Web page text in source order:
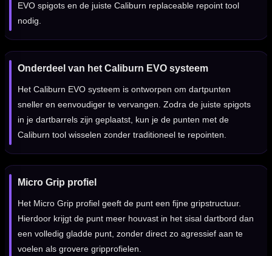
EVO spigots en de juiste Caliburn replaceable repoint tool
nodig.
Onderdeel van het Caliburn EVO systeem
Het Caliburn EVO systeem is ontworpen om dartpunten
sneller en eenvoudiger te vervangen. Zodra de juiste spigots
in je dartbarrels zijn geplaatst, kun je de punten met de
Caliburn tool wisselen zonder traditioneel te repointen.
Micro Grip profiel
Het Micro Grip profiel geeft de punt een fijne gripstructuur.
Hierdoor krijgt de punt meer houvast in het sisal dartbord dan
een volledig gladde punt, zonder direct zo agressief aan te
voelen als grovere gripprofielen.